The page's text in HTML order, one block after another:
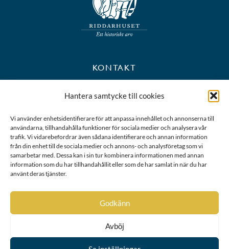
Hantera samtycke till cookies
Vi använder enhetsidentifierare för att anpassa innehållet och annonserna till
användarna, tillhandahålla funktioner för sociala medier och analysera vår
trafik. Vi vidarebefordrar även sådana identifierare och annan information
från din enhet till de sociala medier och annons- och analysföretag som vi
samarbetar med. Dessa kan i sin tur kombinera informationen med annan
information som du har tillhandahållit eller som de har samlat in när du har
använt deras tjänster.
Godkänn
Avböj
KONTAKT
BESÖKS- OCH POSTADRESS
Riddarhustorget 10
Karta